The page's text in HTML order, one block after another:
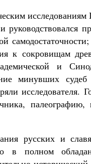
исследованиям
руководствовался
к сокровищам
и
минувших
русских и
в полном